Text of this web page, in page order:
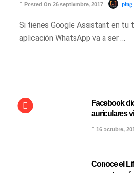
Posted On 26 septiembre, 2017 ping
Si tienes Google Assistant en tu
aplicación WhatsApp va a ser …
Facebook
auriculares
16 octubre,
Conoce el